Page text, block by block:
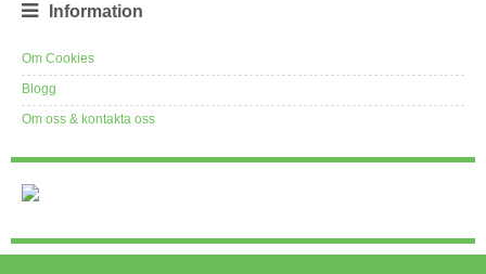
Information
Om Cookies
Blogg
Om oss & kontakta oss